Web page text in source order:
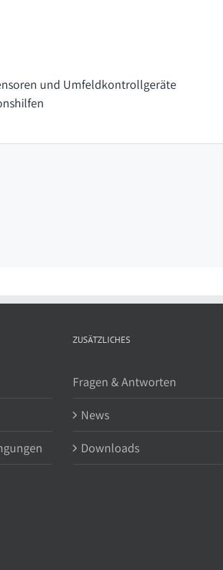
und Umfeldkontrollgeräte
ZUSÄTZLICHES
Fragen & Antworten
News
Downloads